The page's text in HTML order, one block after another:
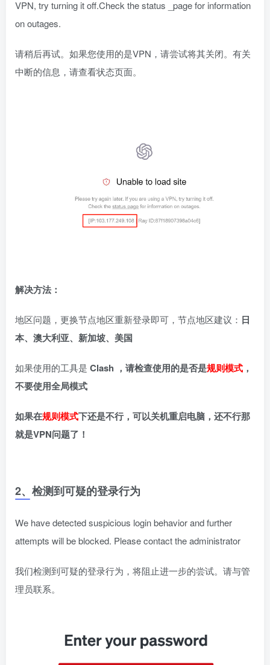
VPN, try turning it off.Check the status _page for information
on outages.
请稍后再试。如果您使用的是VPN，请尝试将其关闭。有关
中断的信息，请查看状态页面。
解决方法：
地区问题，更换节点地区重新登录即可，节点地区建议： 日
本、澳大利亚、新加坡、美国
如果使用的工具是 Clash ，请检查使用的是否是规则模式 ，
不要使用全局模式
如果在规则模式下还是不行，可以关机重启电脑，还不行那
就是VPN问题了！
2、检测到可疑的登录行为
We have detected suspicious login behavior and further
attempts will be blocked. Please contact the administrator
我们检测到可疑的登录行为，将阻止进一步的尝试。请与管
理员联系。